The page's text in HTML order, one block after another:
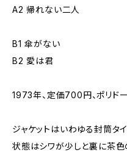
A2 帰れない二人
B1 傘がない
B2 愛は君
1973年、定価700円、ポリド
ジャケットはいわゆる封筒タ
状態はシワが少しと裏に茶色